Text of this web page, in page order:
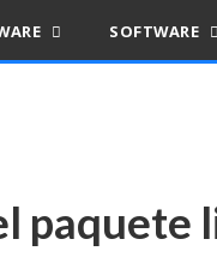
SOFTWARE
paquete